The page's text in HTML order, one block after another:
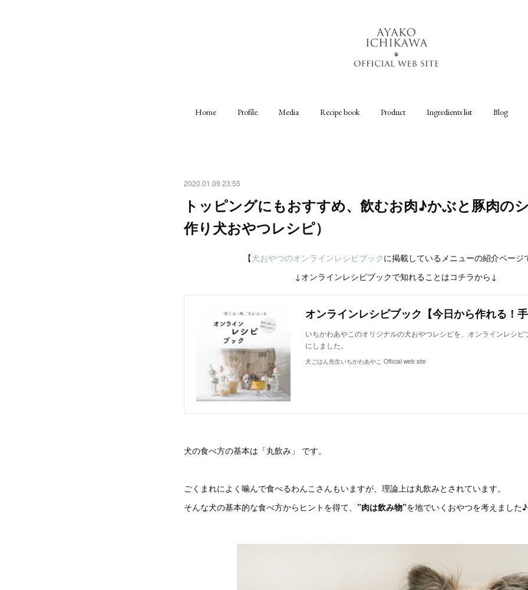
Home Profile Media Recipe book Product Ingredients list Blog
2020.01.09 23:55
トッピングにもおすすめ、飲むお肉♪かぶと豚肉の
作り犬おやつレシピ）
【犬おやつのオンラインレシピブックに掲載しているメニューの紹介ページ
↓オンラインレシピブックで知れることはコチラから↓
いちかわあやこのオリジナルの犬おやつレシピを、オンラインレシピ
にしました。
犬ごはん先生いちかわあやこ Official web site
犬の食べ方の基本は「丸飲み」 です。
ごくまれによく噛んで食べるわんこさんもいますが、理論上は丸飲みとされています。
そんな犬の基本的な食べ方からヒントを得て、 ”肉は飲み物”を地でいくおやつを考えました♪